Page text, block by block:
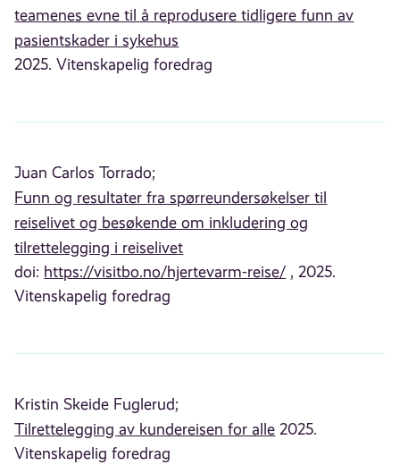
teamenes evne til å reprodusere tidligere funn av
pasientskader i sykehus
2025. Vitenskapelig foredrag
Juan Carlos Torrado;
Funn og resultater fra spørreundersøkelser til
reiselivet og besøkende om inkludering og
tilrettelegging i reiselivet
doi: https://visitbo.no/hjertevarm-reise/ , 2025.
Vitenskapelig foredrag
Kristin Skeide Fuglerud;
Tilrettelegging av kundereisen for alle 2025.
Vitenskapelig foredrag